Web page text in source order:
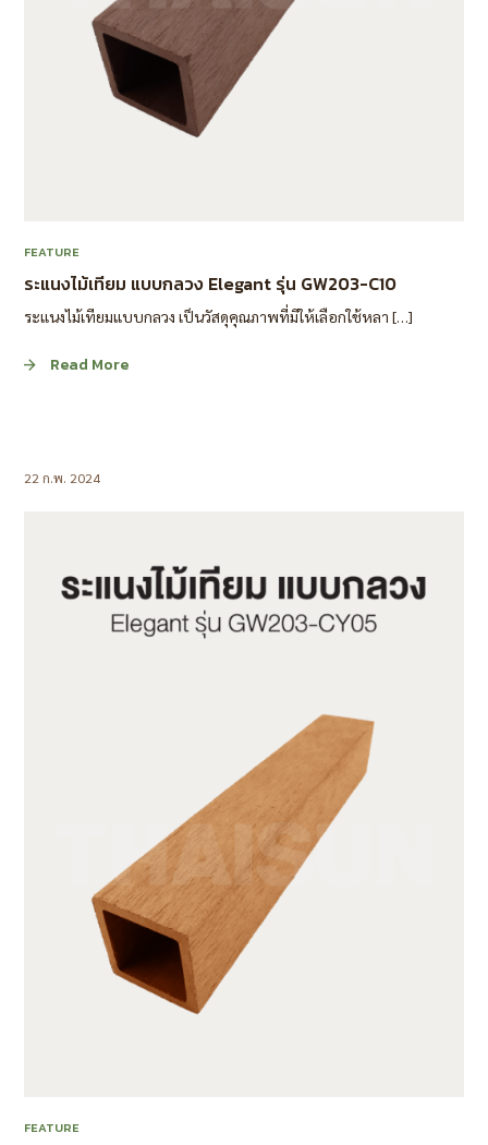
FEATURE
ระแนงไม้เทียม แบบกลวง Elegant รุ่น GW203-C10
ระแนงไม้เทียมแบบกลวง เป็นวัสดุคุณภาพที่มีให้เลือกใช้หลา […]
Read More
22 ก.พ. 2024
FEATURE